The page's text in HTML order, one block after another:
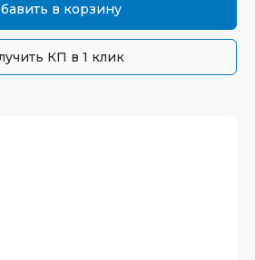
в корзину
КП в 1 клик